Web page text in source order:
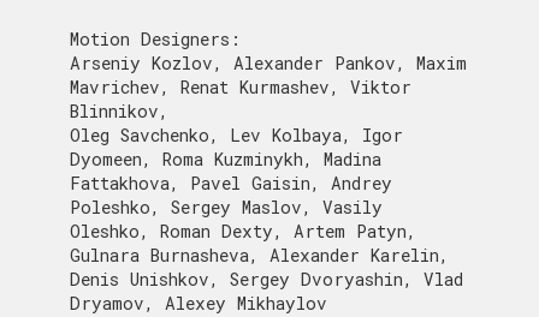
Motion Designers:
Arseniy Kozlov, Alexander Pankov, Maxim
Mavrichev, Renat Kurmashev, Viktor
Blinnikov,
Oleg Savchenko, Lev Kolbaya, Igor
Dyomeen, Roma Kuzminykh, Madina
Fattakhova, Pavel Gaisin, Andrey
Poleshko, Sergey Maslov, Vasily
Oleshko, Roman Dexty, Artem Patyn,
Gulnara Burnasheva, Alexander Karelin,
Denis Unishkov, Sergey Dvoryashin, Vlad
Dryamov, Alexey Mikhaylov